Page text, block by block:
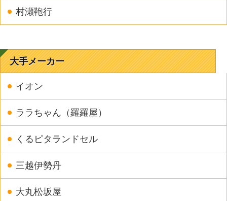
村瀬鞄行
大手メーカー
イオン
ララちゃん（羅羅屋）
くるピタランドセル
三越伊勢丹
大丸松坂屋